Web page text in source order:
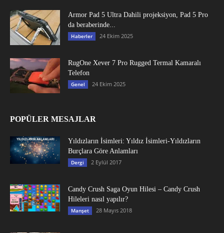
Armor Pad 5 Ultra Dahili projeksiyon, Pad 5 Pro
da beraberinde...
Haberler 24 Ekim 2025
RugOne Xever 7 Pro Rugged Termal Kamaralı
Telefon
Genel 24 Ekim 2025
POPÜLER MESAJLAR
Yıldızların İsimleri: Yıldız İsimleri-Yıldızların
Burçlara Göre Anlamları
Dergi 2 Eylül 2017
Candy Crush Saga Oyun Hilesi – Candy Crush
Hileleri nasıl yapılır?
Manşet 28 Mayıs 2018